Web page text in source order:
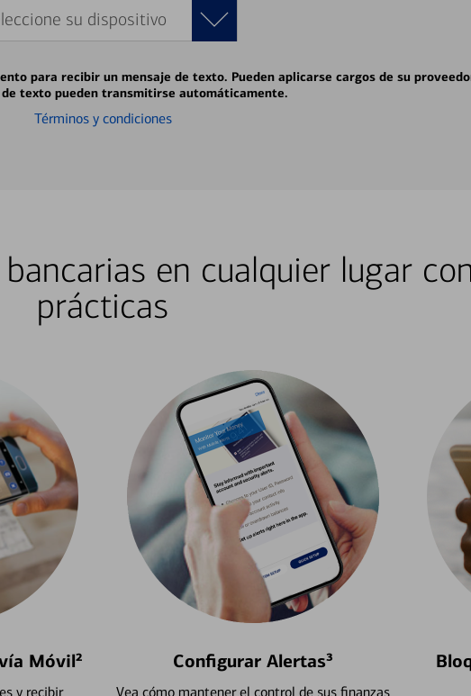
su dispositivo
para recibir un mensaje de texto. Pueden aplicarse cargos de su
de texto pueden transmitirse automáticamente.
Términos y condiciones
en cualquier lugar
prácticas
Móvil²
y recibir
Configurar Alertas³
Vea cómo mantener el control de sus finanzas